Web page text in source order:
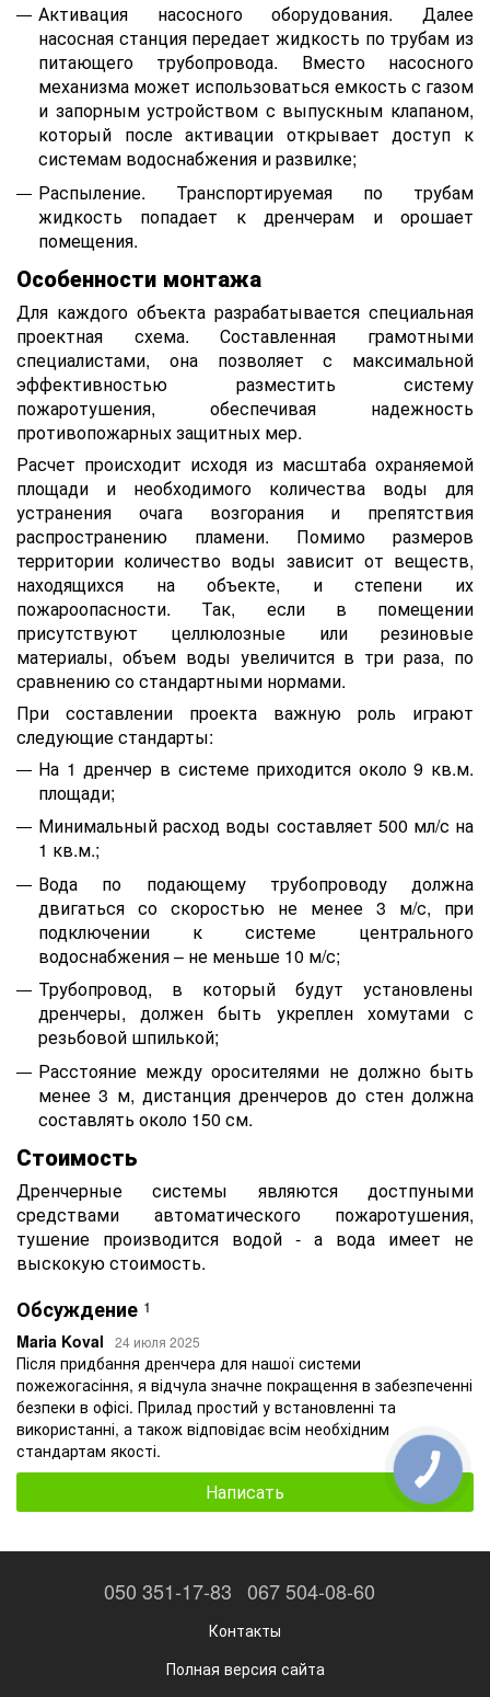
Активация насосного оборудования. Далее
насосная станция передает жидкость по трубам из
питающего трубопровода. Вместо насосного
механизма может использоваться емкость с газом
и запорным устройством с выпускным клапаном,
который после активации открывает доступ к
системам водоснабжения и развилке;
Распыление. Транспортируемая по трубам
жидкость попадает к дренчерам и орошает
помещения.
Особенности монтажа
Для каждого объекта разрабатывается специальная
проектная схема. Составленная грамотными
специалистами, она позволяет с максимальной
эффективностью разместить систему
пожаротушения, обеспечивая надежность
противопожарных защитных мер.
Расчет происходит исходя из масштаба охраняемой
площади и необходимого количества воды для
устранения очага возгорания и препятствия
распространению пламени. Помимо размеров
территории количество воды зависит от веществ,
находящихся на объекте, и степени их
пожароопасности. Так, если в помещении
присутствуют целлюлозные или резиновые
материалы, объем воды увеличится в три раза, по
сравнению со стандартными нормами.
При составлении проекта важную роль играют
следующие стандарты:
На 1 дренчер в системе приходится около 9 кв.м.
площади;
Минимальный расход воды составляет 500 мл/с на
1 кв.м.;
Вода по подающему трубопроводу должна
двигаться со скоростью не менее 3 м/с, при
подключении к системе центрального
водоснабжения – не меньше 10 м/с;
Трубопровод, в который будут установлены
дренчеры, должен быть укреплен хомутами с
резьбовой шпилькой;
Расстояние между оросителями не должно быть
менее 3 м, дистанция дренчеров до стен должна
составлять около 150 см.
Стоимость
Дренчерные системы являются достпуными
средствами автоматического пожаротушения,
тушение производится водой - а вода имеет не
выскокую стоимость.
Обсуждение 1
Maria Koval 24 июля 2025
Після придбання дренчера для нашої системи
пожежогасіння, я відчула значне покращення в забезпеченні
безпеки в офісі. Прилад простий у встановленні та
використанні, а також відповідає всім необхідним
стандартам якості.
Написать
050 351-17-83 067 504-08-60
Контакты
Полная версия сайта